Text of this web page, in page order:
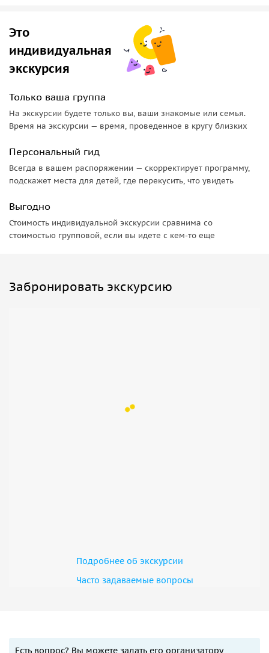
способами приготовления. Вы сможете попробовать сразу
несколько разных сортов чая.
•Китайский цирк
. Вас ждёт колоритное и яркое
считается национальным и культурным достоянием. В
цирке происходит настоящая магия и синтез разных
искусств: танцы, пение, театральные элементы.
Это
индивидуальная
экскурсия
Только ваша группа
На экскурсии будете только вы, ваши знакомые или семья.
Время на экскурсии — время, проведенное в кругу близких
Персональный гид
Всегда в вашем распоряжении — скорректирует программу,
подскажет места для детей, где перекусить, что увидеть
Выгодно
Стоимость индивидуальной экскурсии сравнима со
стоимостью групповой, если вы идете с кем-то еще
Забронировать экскурсию
Подробнее об экскурсии
Часто задаваемые вопросы
Есть вопрос? Вы можете задать его организатору